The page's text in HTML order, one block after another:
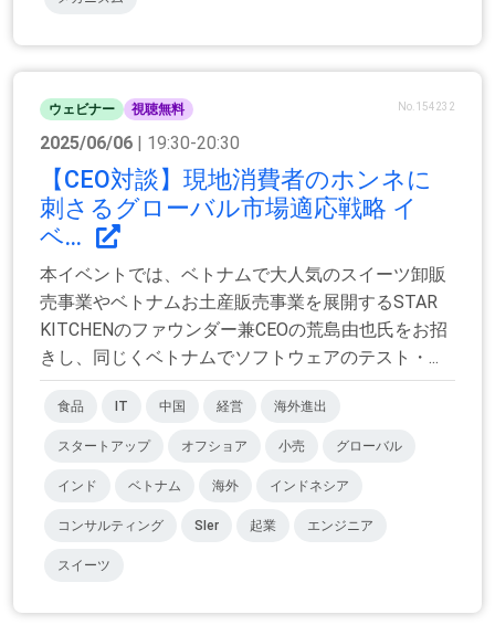
ウェビナー 視聴無料 No.154232
2025/06/06 | 19:30-20:30
【CEO対談】現地消費者のホンネに
刺さるグローバル市場適応戦略 イ
ベ...
本イベントでは、ベトナムで大人気のスイーツ卸販
売事業やベトナムお土産販売事業を展開するSTAR
KITCHENのファウンダー兼CEOの荒島由也氏をお招
きし、同じくベトナムでソフトウェアのテスト・...
食品 IT 中国 経営 海外進出
スタートアップ オフショア 小売 グローバル
インド ベトナム 海外 インドネシア
コンサルティング SIer 起業 エンジニア
スイーツ